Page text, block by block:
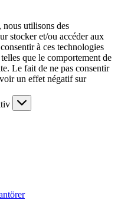
utilisons des
stocker et/ou accéder aux
à ces technologies
que le comportement de
Le fait de ne pas consentir
un effet négatif sur